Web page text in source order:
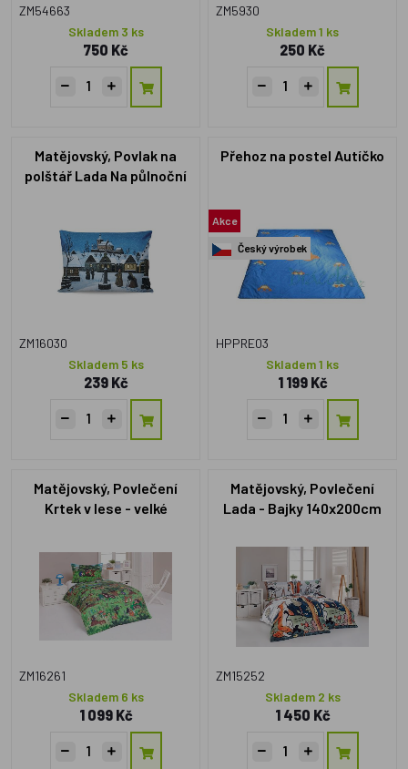
ZM54663
Skladem 3 ks
750 Kč
ZM5930
Skladem 1 ks
250 Kč
Matějovský, Povlak na
polštář Lada Na půlnoční
ZM16030
Skladem 5 ks
239 Kč
Přehoz na postel Autíčko
Akce
Český výrobek
HPPRE03
Skladem 1 ks
1 199 Kč
Matějovský, Povlečení
Krtek v lese - velké
ZM16261
Skladem 6 ks
1 099 Kč
Matějovský, Povlečení
Lada - Bajky 140x200cm
ZM15252
Skladem 2 ks
1 450 Kč